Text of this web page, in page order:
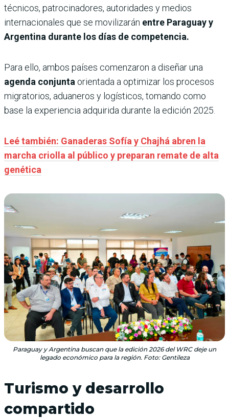
técnicos, patrocinadores, autoridades y medios
internacionales que se movilizarán entre Paraguay y
Argentina durante los días de competencia.
Para ello, ambos países comenzaron a diseñar una
agenda conjunta orientada a optimizar los procesos
migratorios, aduaneros y logísticos, tomando como
base la experiencia adquirida durante la edición 2025.
Leé también: Ganaderas Sofía y Chajhá abren la
marcha criolla al público y preparan remate de alta
genética
Paraguay y Argentina buscan que la edición 2026 del WRC deje un
legado económico para la región. Foto: Gentileza
Turismo y desarrollo
compartido